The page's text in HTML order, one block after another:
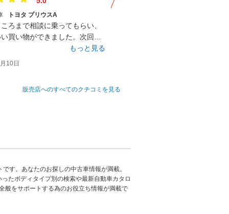
トヨタ プリウスΑ
ろまで相談に乗ってもらい、
買い物ができました。次回車
るときも宜しくお願いします。
もっと見る
10日
販売店へのすべてのクチコミを見る
す。あなたのお探しの中古車情報が満載。
たボディタイプ別の検索や最新自動車カタロ
般をサポートする為のお役立ち情報が満載で